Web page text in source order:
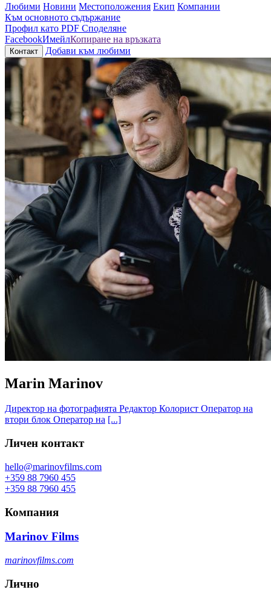
Любими Новини Местоположения Екип Компании
Към основното съдържание
Профил като PDF Споделяне
FacebookИмейлКопиране на връзката
Контакт Добави към любими
Marin Marinov
Директор на фотографията Редактор Колорист Оператор на
втори блок Оператор на [...]
Личен контакт
hello@marinovfilms.com
+359 88 7960 455
+359 88 7960 455
Компания
Marinov Films
marinovfilms.com
Лично